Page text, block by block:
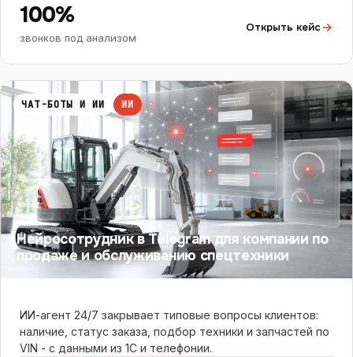
100%
звонков под анализом
Открыть кейс
ЧАТ-БОТЫ И ИИ ИИ
Нейросотрудник в Telegram для компании по
продаже и обслуживанию спецтехники
ИИ-агент 24/7 закрывает типовые вопросы клиентов:
наличие, статус заказа, подбор техники и запчастей по
VIN - с данными из 1С и телефонии.